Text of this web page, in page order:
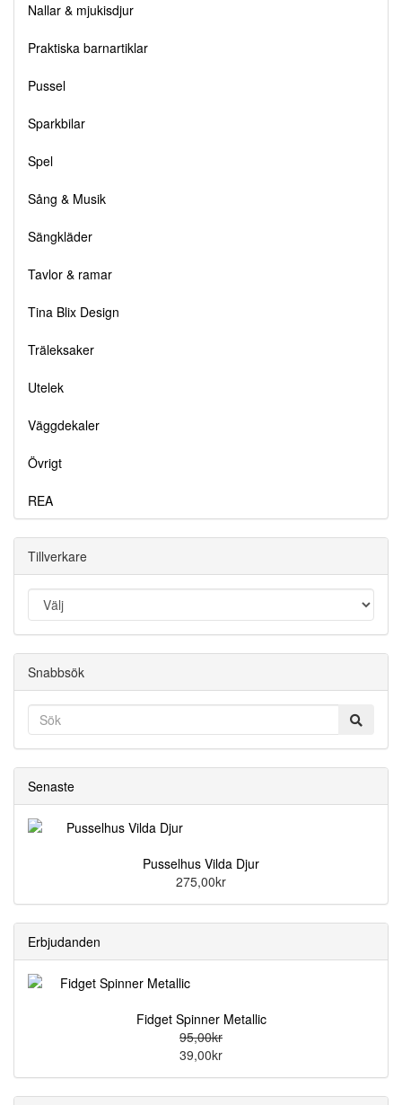
Nallar & mjukisdjur
Praktiska barnartiklar
Pussel
Sparkbilar
Spel
Sång & Musik
Sängkläder
Tavlor & ramar
Tina Blix Design
Träleksaker
Utelek
Väggdekaler
Övrigt
REA
Tillverkare
Snabbsök
Senaste
Pusselhus Vilda Djur
275,00kr
Erbjudanden
Fidget Spinner Metallic
95,00kr
39,00kr